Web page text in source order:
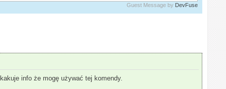
Guest Message by DevFuse
info że mogę używać tej komendy.